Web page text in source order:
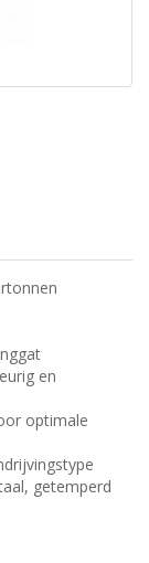
en
optimale
getemperd